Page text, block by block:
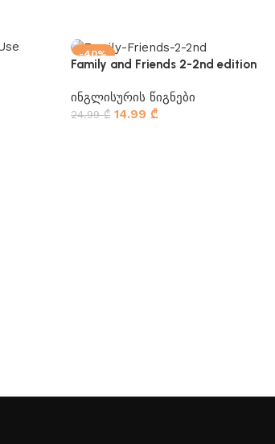
-40%
Family and Friends 2-2nd edition
ინგლისურის წიგნები
24.99₾ 14.99 ₾